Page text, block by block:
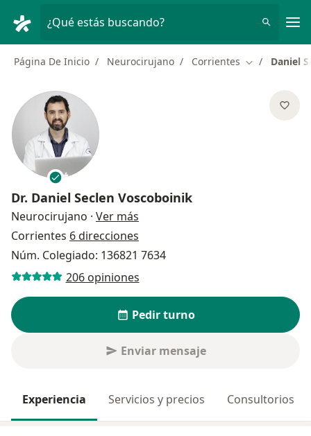
¿Qué estás buscando?
Página De Inicio Neurocirujano Corrientes Cambiar de
Daniel
Dr. Daniel Seclen Voscoboinik
Neurocirujano · Ver más
Corrientes 6 direcciones
Núm. Colegiado: 136821 7634
206 opiniones
Pedir turno
Enviar mensaje
Experiencia Servicios y precios Consultorios